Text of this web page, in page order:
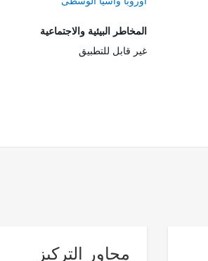
المخاطر البيئية والاجتماعية
غير قابل للتطبيق
محاور التركيز